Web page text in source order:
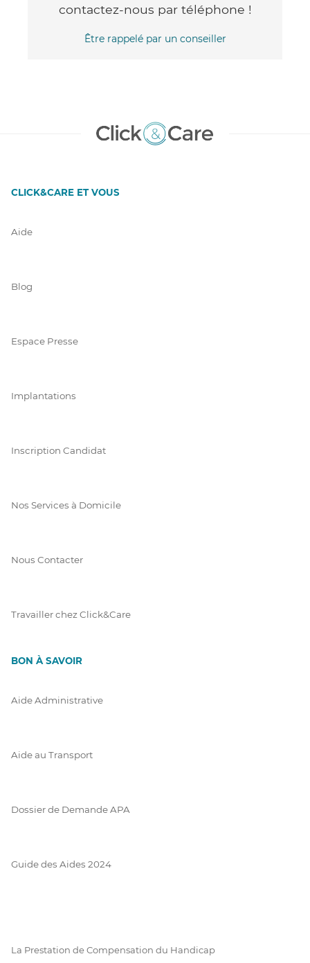
contactez-nous par téléphone !
Être rappelé par un conseiller
CLICK&CARE ET VOUS
Aide
Blog
Espace Presse
Implantations
Inscription Candidat
Nos Services à Domicile
Nous Contacter
Travailler chez Click&Care
BON À SAVOIR
Aide Administrative
Aide au Transport
Dossier de Demande APA
Guide des Aides 2024
La Prestation de Compensation du Handicap